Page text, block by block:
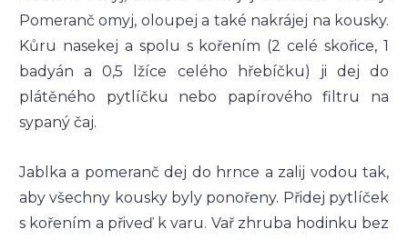
Pomeranč omyj, oloupej a také nakrájej na kousky.
Kůru nasekej a spolu s kořením (2 celé skořice, 1
badyán a 0,5 lžíce celého hřebíčku) ji dej do
plátěného pytlíčku nebo papírového filtru na
sypaný čaj.
Jablka a pomeranč dej do hrnce a zalij vodou tak,
aby všechny kousky byly ponořeny. Přidej pytlíček
s kořením a přiveď k varu. Vař zhruba hodinku bez